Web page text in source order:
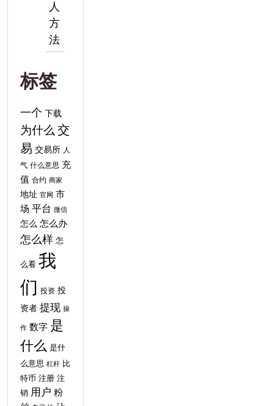
人
方
法
标签
一个 下载
为什么 交
易 交易所 人
气 什么意思 充
值 合约 商家
地址 官网 市
场 平台 微信
怎么 怎么办
怎么样 怎
么看 我
们 投资 投
资者 提现 操
作 数字 是
什么 是什
么意思 杠杆 比
特币 注册 注
销 用户 粉